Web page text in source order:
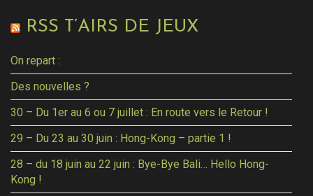
RSS T’AIRS DE JEUX
On repart :
Des nouvelles ?
30 – Du 1er au 6 ou 7 juillet : En route vers le Retour !
29 – Du 23 au 30 juin : Hong-Kong – partie 1 !
28 – du 18 juin au 22 juin : Bye-Bye Bali… Hello Hong-
Kong !